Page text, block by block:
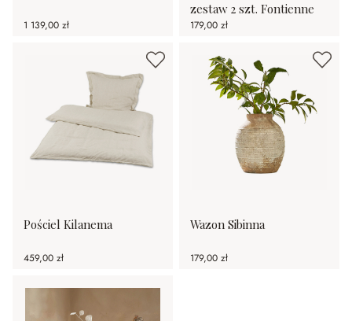
1 139,00 zł
zestaw 2 szt. Fontienne
179,00 zł
Pościel Kilanema
459,00 zł
Wazon Sibinna
179,00 zł